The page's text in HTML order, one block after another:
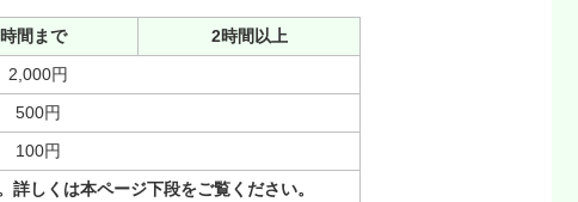
間まで
2時間以上
2,000円
500円
100円
詳しくは本ページ下段をご覧ください。